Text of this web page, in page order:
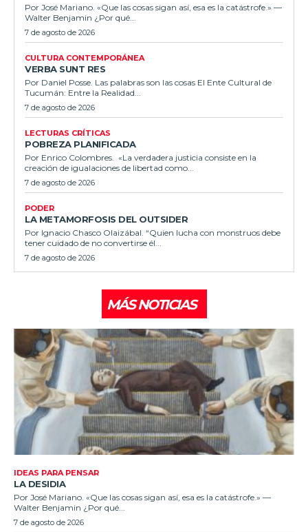
Por José Mariano. «Que las cosas sigan así, esa es la catástrofe.» —
Walter Benjamin ¿Por qué...
7 de agosto de 2026
CULTURA CONTEMPORÁNEA
VERBA SUNT RES
Por Daniel Posse. Las palabras son las cosas El Ente Cultural de
Tucumán: Entre la Realidad...
7 de agosto de 2026
LECTURAS CRÍTICAS
POBREZA PLANIFICADA
Por Enrico Colombres. «La verdadera justicia consiste en la
creación de igualaciones de libertad como...
7 de agosto de 2026
PODER
LA METAMORFOSIS DEL OUTSIDER
Por Ignacio Chasco Olaizábal. “Quien lucha con monstruos debe
tener cuidado de no convertirse él...
7 de agosto de 2026
MÁS NOTICIAS
IDEAS PARA PENSAR
LA DESIDIA
Por José Mariano. «Que las cosas sigan así, esa es la catástrofe.» —
Walter Benjamin ¿Por qué...
7 de agosto de 2026